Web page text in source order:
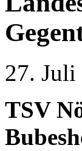
27. Juli
TSV